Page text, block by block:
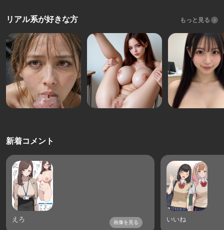
リアル系が好きな方 もっと見る
新着コメント
えろ 画像を見る いいね